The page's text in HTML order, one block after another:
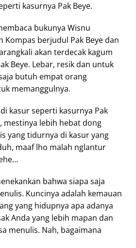
kasurnya Pak Beye.
bukunya Wisnu
Kompas berjudul Pak Beye dan
akan terdecak kagum
Beye. Lebar, resik dan untuk
butuh empat orang
memanggulnya.
kasur seperti kasurnya Pak
mestinya lebih hebat dong
yang tidurnya di kasur yang
maaf lho malah nglantur
bahwa siapa saja
Kuncinya adalah kemauan
yang hidupnya apa adanya
Anda yang lebih mapan dan
menulis. Nah, bagaimana